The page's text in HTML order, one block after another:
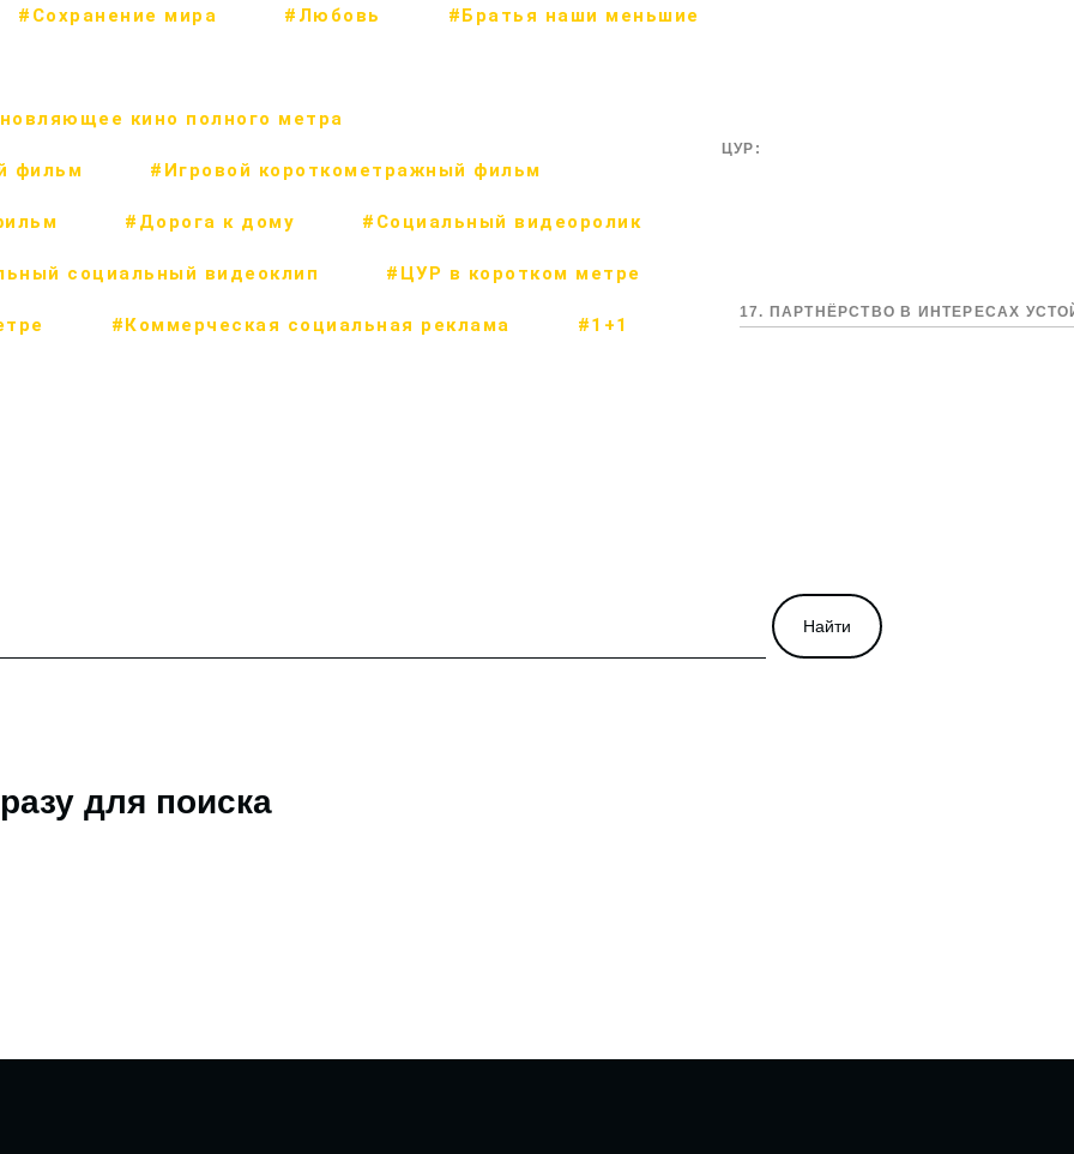
#Сохранение мира #Любовь #Братья наши меньшие
кино полного метра
фильм #Игровой короткометражный фильм
#Дорога к дому #Социальный видеоролик
социальный видеоклип #ЦУР в коротком метре
#Коммерческая социальная реклама #1+1
ЦУР:
17. ПАРТНЁРСТВО В ИНТЕРЕСАХ
Найти
для поиска